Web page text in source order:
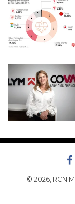
© 2026, RCN